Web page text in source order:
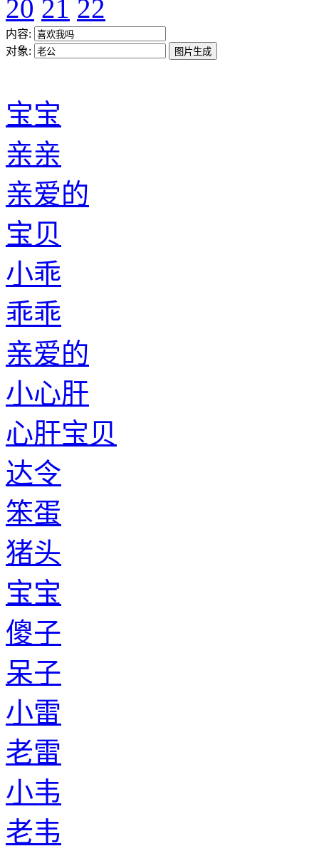
20 21 22
内容:
对象:
宝宝
亲亲
亲爱的
宝贝
小乖
乖乖
亲爱的
小心肝
心肝宝贝
达令
笨蛋
猪头
宝宝
傻子
呆子
小雷
老雷
小韦
老韦